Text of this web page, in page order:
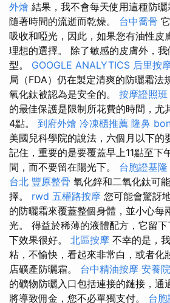
外燴 結果，我不會每天使用這種防
隨著時間的流逝而乾燥。 台中喬骨
吸收和啞光，因此，如果您有油性皮
理想的選擇。 除了敏感的皮膚外，
型。 GOOGLE ANALYTICS 后里按
局（FDA）仍在製定清爽的防曬霜法
氧化鈦被認為是安全的。 按摩證照班
的最佳保護是限制所花費的時間，尤
4點。 到府外燴 冷凍櫃推薦 隆鼻
美國兒科學院的說法，六個月以下的
記住，重要的是要覆蓋早上11點至下
間，而不要留在陽光下。 台胞證基隆
台北 豐原整骨 氧化鋅和二氧化鈦可
擇。 rwd 五權路按摩 您可能會驚訝
的防曬霜來覆蓋整個身體，並小心每
光。 得益於稀薄的液體配方，它留
下效果很好。 北區按摩 不幸的是，
粘，不愉快，看起來非常白，或者化
店礦產防曬霜。 台中精油按摩 安養院
的礦物防曬入口包括連接的鏈接，通
將導致佣金，您不必單獨支付。 台胞